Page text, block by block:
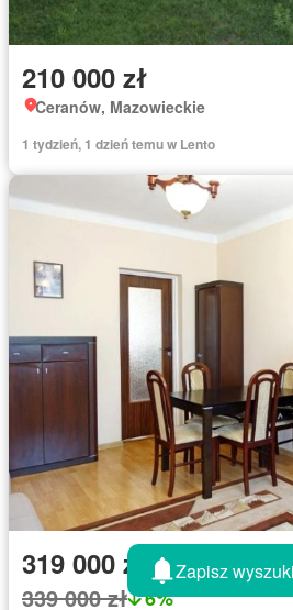
210 000 zł
Ceranów, Mazowieckie
1 tydzień, 1 dzień temu w Lento
319 000 zł
339 000 zł 6%
Zapisz